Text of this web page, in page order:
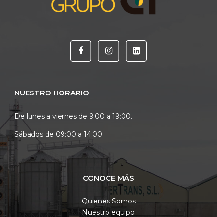
NUESTRO HORARIO
De lunes a viernes de 9:00 a 19:00.
Sábados de 09:00 a 14:00
CONOCE MÁS
Quienes Somos
Nuestro equipo